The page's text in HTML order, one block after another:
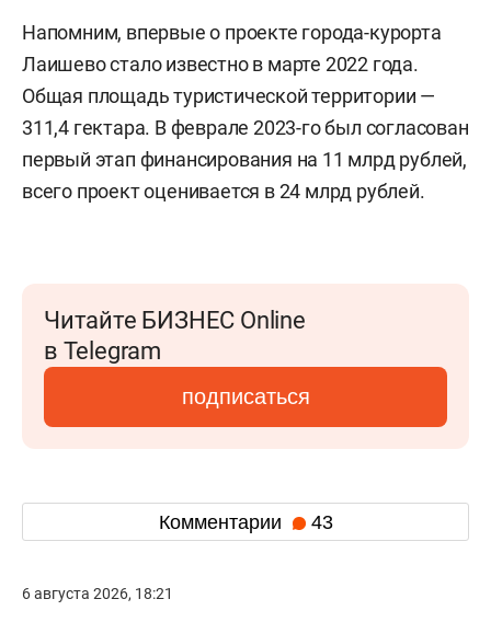
Напомним, впервые о проекте города-курорта
Лаишево стало известно в марте 2022 года.
Общая площадь туристической территории —
311,4 гектара. В феврале 2023-го был согласован
первый этап финансирования на 11 млрд рублей,
всего проект оценивается в 24 млрд рублей.
Читайте БИЗНЕС Online
в Telegram
подписаться
Комментарии 43
6 августа 2026, 18:21